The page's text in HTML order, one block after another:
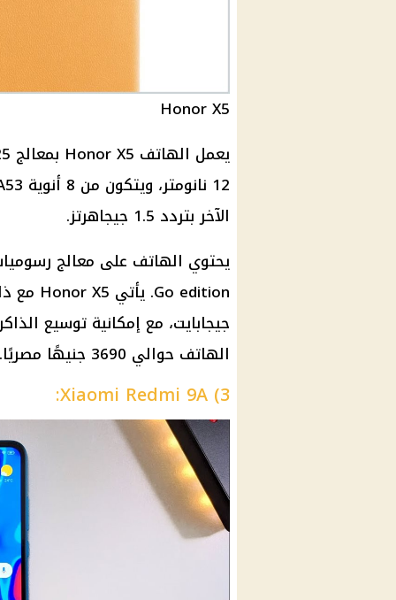
Honor X5
الآخر بتردد 1.5 جيجاهرتز.
الهاتف حوالي 3690 جنيهًا مصريًا.
3) Xiaomi Redmi 9A: